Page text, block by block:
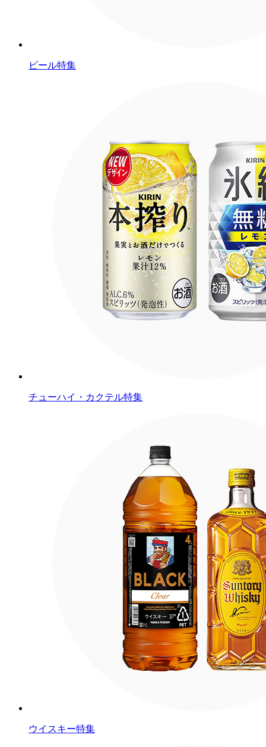
ビール特集
チューハイ・カクテル特集
ウイスキー特集